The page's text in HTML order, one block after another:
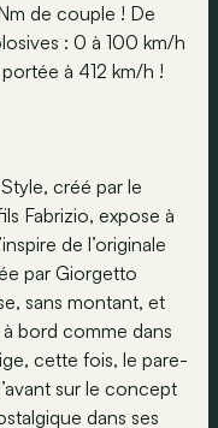
de couple ! De
: 0 à 100 km/h
à 412 km/h !
créé par le
Fabrizio, expose à
de l’originale
par Giorgetto
sans montant, et
bord comme dans
cette fois, le pare-
sur le concept
dans ses